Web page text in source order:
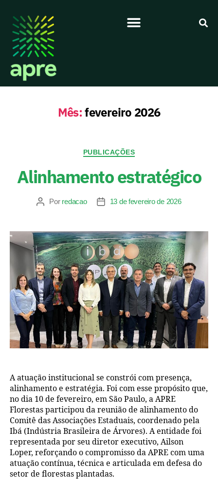
Mês:fevereiro 2026
PUBLICAÇÕES
Alinhamento estratégico
Por redacao 13 de fevereiro de 2026
A atuação institucional se constrói com presença,
alinhamento e estratégia. Foi com esse propósito que,
no dia 10 de fevereiro, em São Paulo, a APRE
Florestas participou da reunião de alinhamento do
Comitê das Associações Estaduais, coordenado pela
Ibá (Indústria Brasileira de Árvores). A entidade foi
representada por seu diretor executivo, Ailson
Loper, reforçando o compromisso da APRE com uma
atuação contínua, técnica e articulada em defesa do
setor de florestas plantadas.